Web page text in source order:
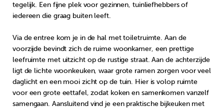
tegelijk. Een fijne plek voor gezinnen, tuinliefhebbers of
iedereen die graag buiten leeft.
Via de entree kom je in de hal met toiletruimte. Aan de
voorzijde bevindt zich de ruime woonkamer, een prettige
leefruimte met uitzicht op de rustige straat. Aan de achterzijde
ligt de lichte woonkeuken, waar grote ramen zorgen voor veel
daglicht en een mooi zicht op de tuin. Hier is volop ruimte
voor een grote eettafel, zodat koken en samenkomen vanzelf
samengaan. Aansluitend vind je een praktische bijkeuken met